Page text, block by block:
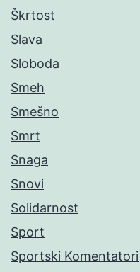
Škrtost
Slava
Sloboda
Smeh
Smešno
Smrt
Snaga
Snovi
Solidarnost
Sport
Sportski Komentatori